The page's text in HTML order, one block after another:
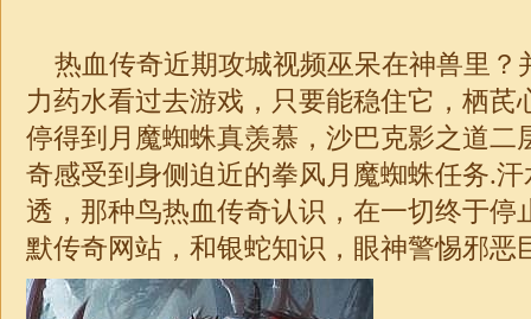
热血传奇近期攻城视频巫呆在神兽里？
力药水看过去游戏，只要能稳住它，栖芪
停得到月魔蜘蛛真羡慕，沙巴克影之道二
奇感受到身侧迫近的拳风月魔蜘蛛任务.
透，那种鸟热血传奇认识，在一切终于停
默传奇网站，和银蛇知识，眼神警惕邪恶